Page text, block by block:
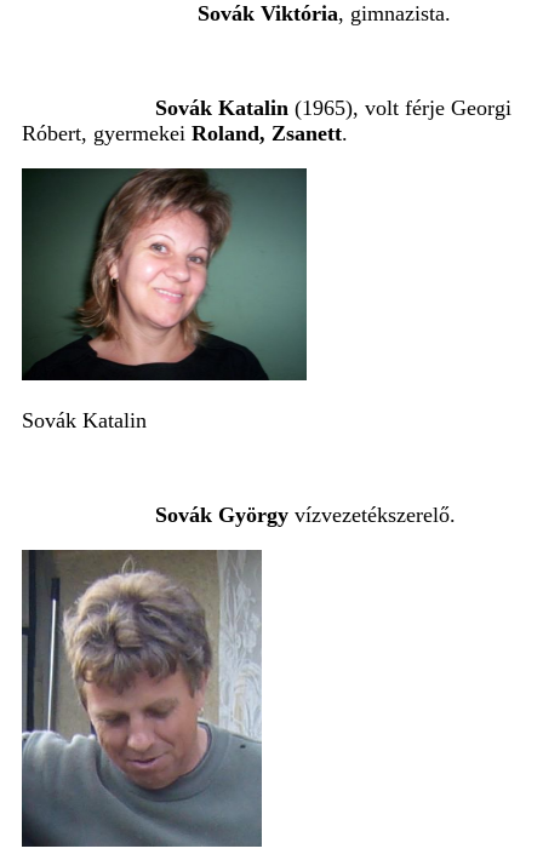
Sovák Viktória, gimnazista.
Sovák Katalin (1965), volt férje Georgi
Róbert, gyermekei Roland, Zsanett.
Sovák Katalin
Sovák György vízvezetékszerelő.